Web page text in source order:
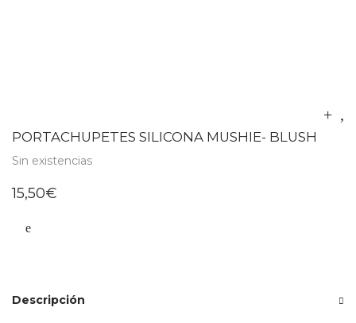
PORTACHUPETES SILICONA MUSHIE- BLUSH
Sin existencias
15,50€
Descripción